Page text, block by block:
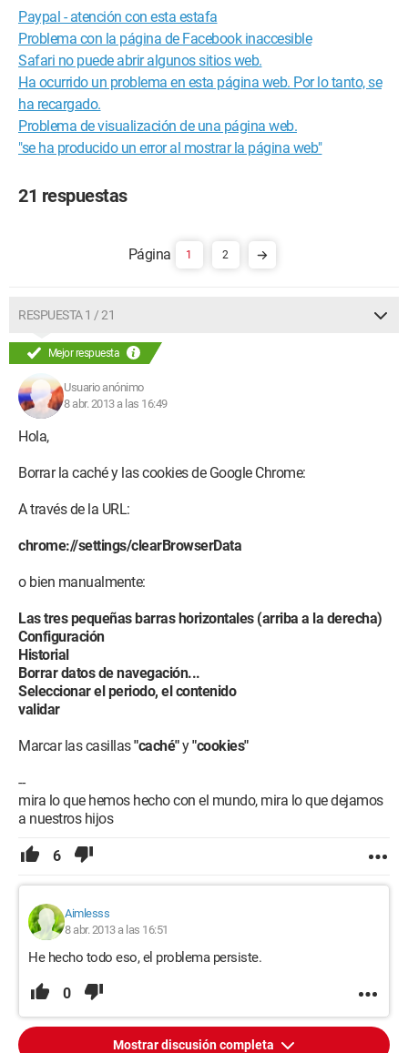
las cookies, he intentado importar la configuración de Internet
Explorer, comprobé si se había configurado un proxy, reinicié
mi router, lo restablecí; volví a instalar Chrome, volví a instalar
Java... en fin, llevo 6 horas intentando corregir el problema sin
éxito, espero que puedan ayudarme, ya no sé qué más hacer.
Muchas gracias de antemano.
Paypal - atención con esta estafa
Problema con la página de Facebook inaccesible
Safari no puede abrir algunos sitios web.
Ha ocurrido un problema en esta página web. Por lo tanto, se
ha recargado.
Problema de visualización de una página web.
"se ha producido un error al mostrar la página web"
21 respuestas
1 2
RESPUESTA 1 / 21
Mejor respuesta
Usuario anónimo
8 abr. 2013 a las 16:49
Hola,
Borrar la caché y las cookies de Google Chrome:
A través de la URL:
chrome://settings/clearBrowserData
o bien manualmente:
Las tres pequeñas barras horizontales (arriba a la derecha)
Configuración
Historial
Borrar datos de navegación...
Seleccionar el periodo, el contenido
validar
Marcar las casillas"caché"y"cookies"
--
mira lo que hemos hecho con el mundo, mira lo que dejamos
a nuestros hijos
6
Aimlesss
8 abr. 2013 a las 16:51
He hecho todo eso, el problema persiste.
0
Mostrar discusión completa